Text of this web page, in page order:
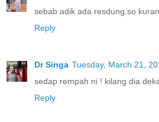
sebab adik ada resdung.so
Reply
Dr Singa Tuesday, March 21,
sedap rempah ni ! kilang dia
Reply